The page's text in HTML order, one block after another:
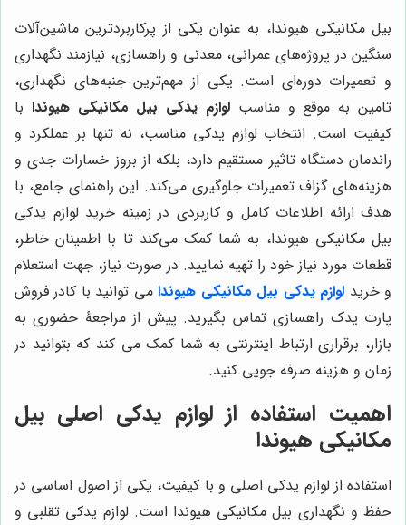
بیل مکانیکی هیوندا، به عنوان یکی از پرکاربردترین ماشین‌آلات
سنگین در پروژه‌های عمرانی، معدنی و راهسازی، نیازمند نگهداری
و تعمیرات دوره‌ای است. یکی از مهم‌ترین جنبه‌های نگهداری،
تامین به موقع و مناسب لوازم یدکی بیل مکانیکی هیوندا با
کیفیت است. انتخاب لوازم یدکی مناسب، نه تنها بر عملکرد و
راندمان دستگاه تاثیر مستقیم دارد، بلکه از بروز خسارات جدی و
هزینه‌های گزاف تعمیرات جلوگیری می‌کند. این راهنمای جامع، با
هدف ارائه اطلاعات کامل و کاربردی در زمینه خرید لوازم یدکی
بیل مکانیکی هیوندا، به شما کمک می‌کند تا با اطمینان خاطر،
قطعات مورد نیاز خود را تهیه نمایید. در صورت نیاز، جهت استعلام
و خرید لوازم یدکی بیل مکانیکی هیوندا می توانید با کادر فروش
پارت یدک راهسازی تماس بگیرید. پیش از مراجعۀ حضوری به
بازار، برقراری ارتباط اینترنتی به شما کمک می کند که بتوانید در
زمان و هزینه صرفه جویی کنید.
اهمیت استفاده از لوازم یدکی اصلی بیل
مکانیکی هیوندا
استفاده از لوازم یدکی اصلی و با کیفیت، یکی از اصول اساسی در
حفظ و نگهداری بیل مکانیکی هیوندا است. لوازم یدکی تقلبی و